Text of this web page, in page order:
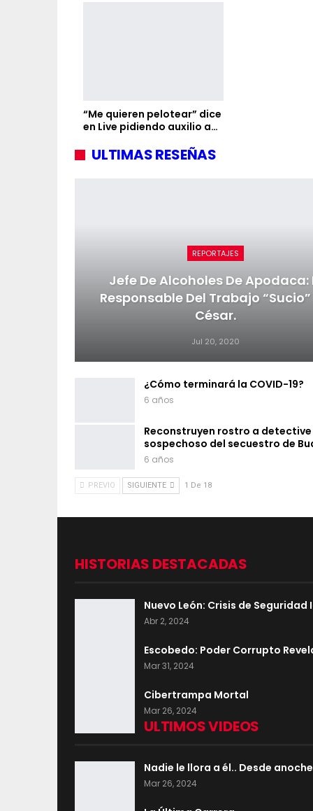
“Me quieren pelotear” dice
en Live pidiendo auxilio a…
ULTIMAS RESEÑAS
REPORTAJES
Jefe De Alcoholes De Apodaca:
Responsable Del Trabajo “sucio”
César.
Jul 20, 2020
¿Cómo terminará la COVID-19?
6 años
Reconstruyen rostro a detective
sospechoso del secuestro de
6 años
PREVIO SIGUIENTE 1 De 18
HISTORIAS DESTACADAS
Nuevo León: Crisis de Seguridad
Abr 2, 2024
Escobedo: Poder Corrupto
Mar 31, 2024
Cibertrampa Mortal
Mar 26, 2024
ULTIMOS VIDEOS
Nadie le llora a él.. Desde
Mar 26, 2024